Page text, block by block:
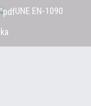
UNE EN-1090